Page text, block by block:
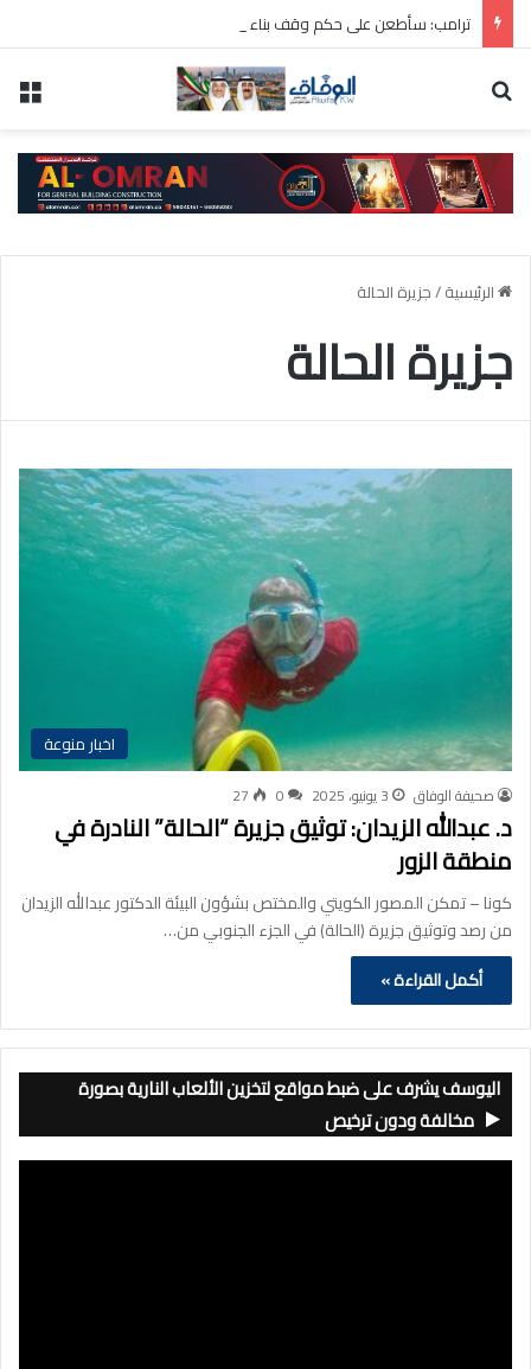
ترامب: سأطعن على حكم وقف بناء قاعة الاحتفالات بالبيت الأبيض
الرئيسية/جزيرة الحالة
جزيرة الحالة
اخبار منوعة
صحيفة الوفاق 3 يونيو، 2025 0
27
د. عبدالله الزيدان: توثيق جزيرة “الحالة” النادرة في
منطقة الزور
كونا – تمكن المصور الكويتي والمختص بشؤون البيئة الدكتور عبدالله الزيدان
من رصد وتوثيق جزيرة (الحالة) في الجزء الجنوبي من…
أكمل القراءة »
اليوسف يشرف على ضبط مواقع لتخزين الألعاب النارية بصورة
مخالفة ودون ترخيص